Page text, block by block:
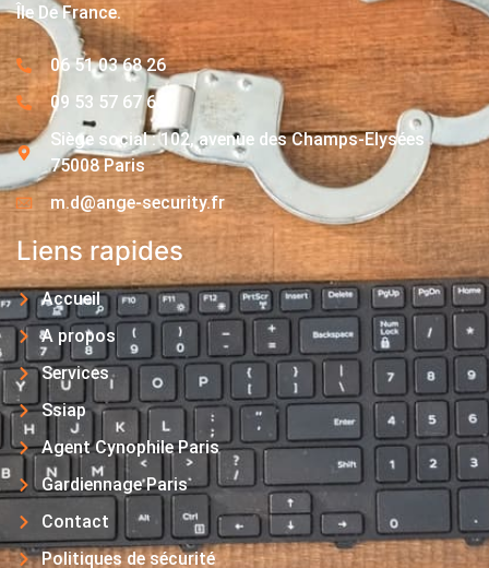
Île De France.
06 51 03 68 26
09 53 57 67 63
Siège social : 102, avenue des Champs-Elysées
75008 Paris
m.d@ange-security.fr
Liens rapides
Accueil
A propos
Services
Ssiap
Agent Cynophile Paris
Gardiennage Paris
Contact
Politiques de sécurité